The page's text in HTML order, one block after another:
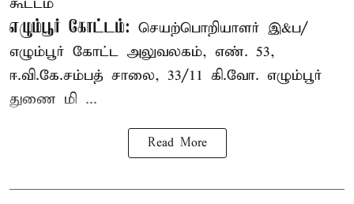
எழும்பூர் கோட்டம்: செயற்பொறியாளர் இ&ப/
எழும்பூர் கோட்ட அலுவலகம், எண். 53,
ஈ.வி.கே.சம்பத் சாலை, 33/11 கி.வோ. எழும்பூர்
துணை மி ...
Read More